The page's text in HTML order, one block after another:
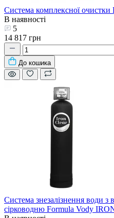
Система комплексної очистки
В наявності
5
14 817 грн
До кошика
Система знезалізнення води
сірководню Formula Vody